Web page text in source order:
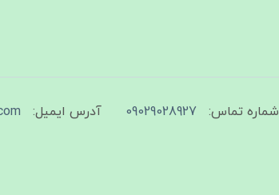
شماره تماس: 09029028927 آدرس ایمیل: